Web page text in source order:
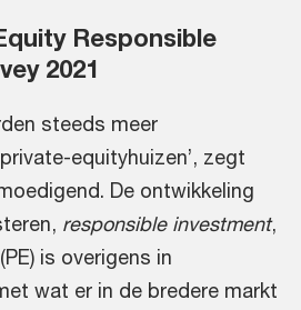
Responsible
2021
steeds meer
equityhuizen’, zegt
De ontwikkeling
responsible investment,
is overigens in
wat er in de bredere markt